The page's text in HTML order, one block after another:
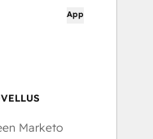
App
Marketo